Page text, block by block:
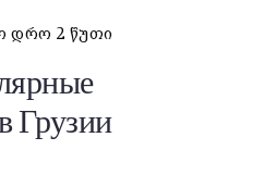
დრო 2 წუთი
Грузии